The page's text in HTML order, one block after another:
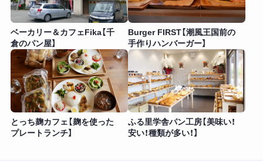
ベーカリー＆カフェFika【千
倉のパン屋】
Burger FIRST【潮風王国前の
手作りハンバーガー】
とっち麹カフェ【麹を使った
プレートランチ】
ふる里学舎パン工房【美味い！
安い！種類が多い！】